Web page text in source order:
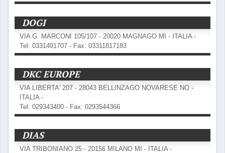
DOGI
VIA G. MARCONI 105/107 - 20020 MAGNAGO MI - ITALIA -
Tel: 0331491707 - Fax: 03311817183
DKC EUROPE
VIA LIBERTA' 207 - 28043 BELLINZAGO NOVARESE NO -
ITALIA -
Tel: 029343400 - Fax: 0293544366
DIAS
VIA TRIBONIANO 25 - 20156 MILANO MI - ITALIA -